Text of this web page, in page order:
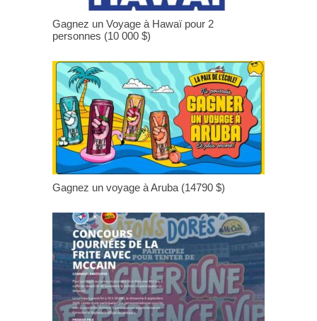
Gagnez un Voyage à Hawaï pour 2
personnes (10 000 $)
Gagnez un voyage à Aruba (14790 $)